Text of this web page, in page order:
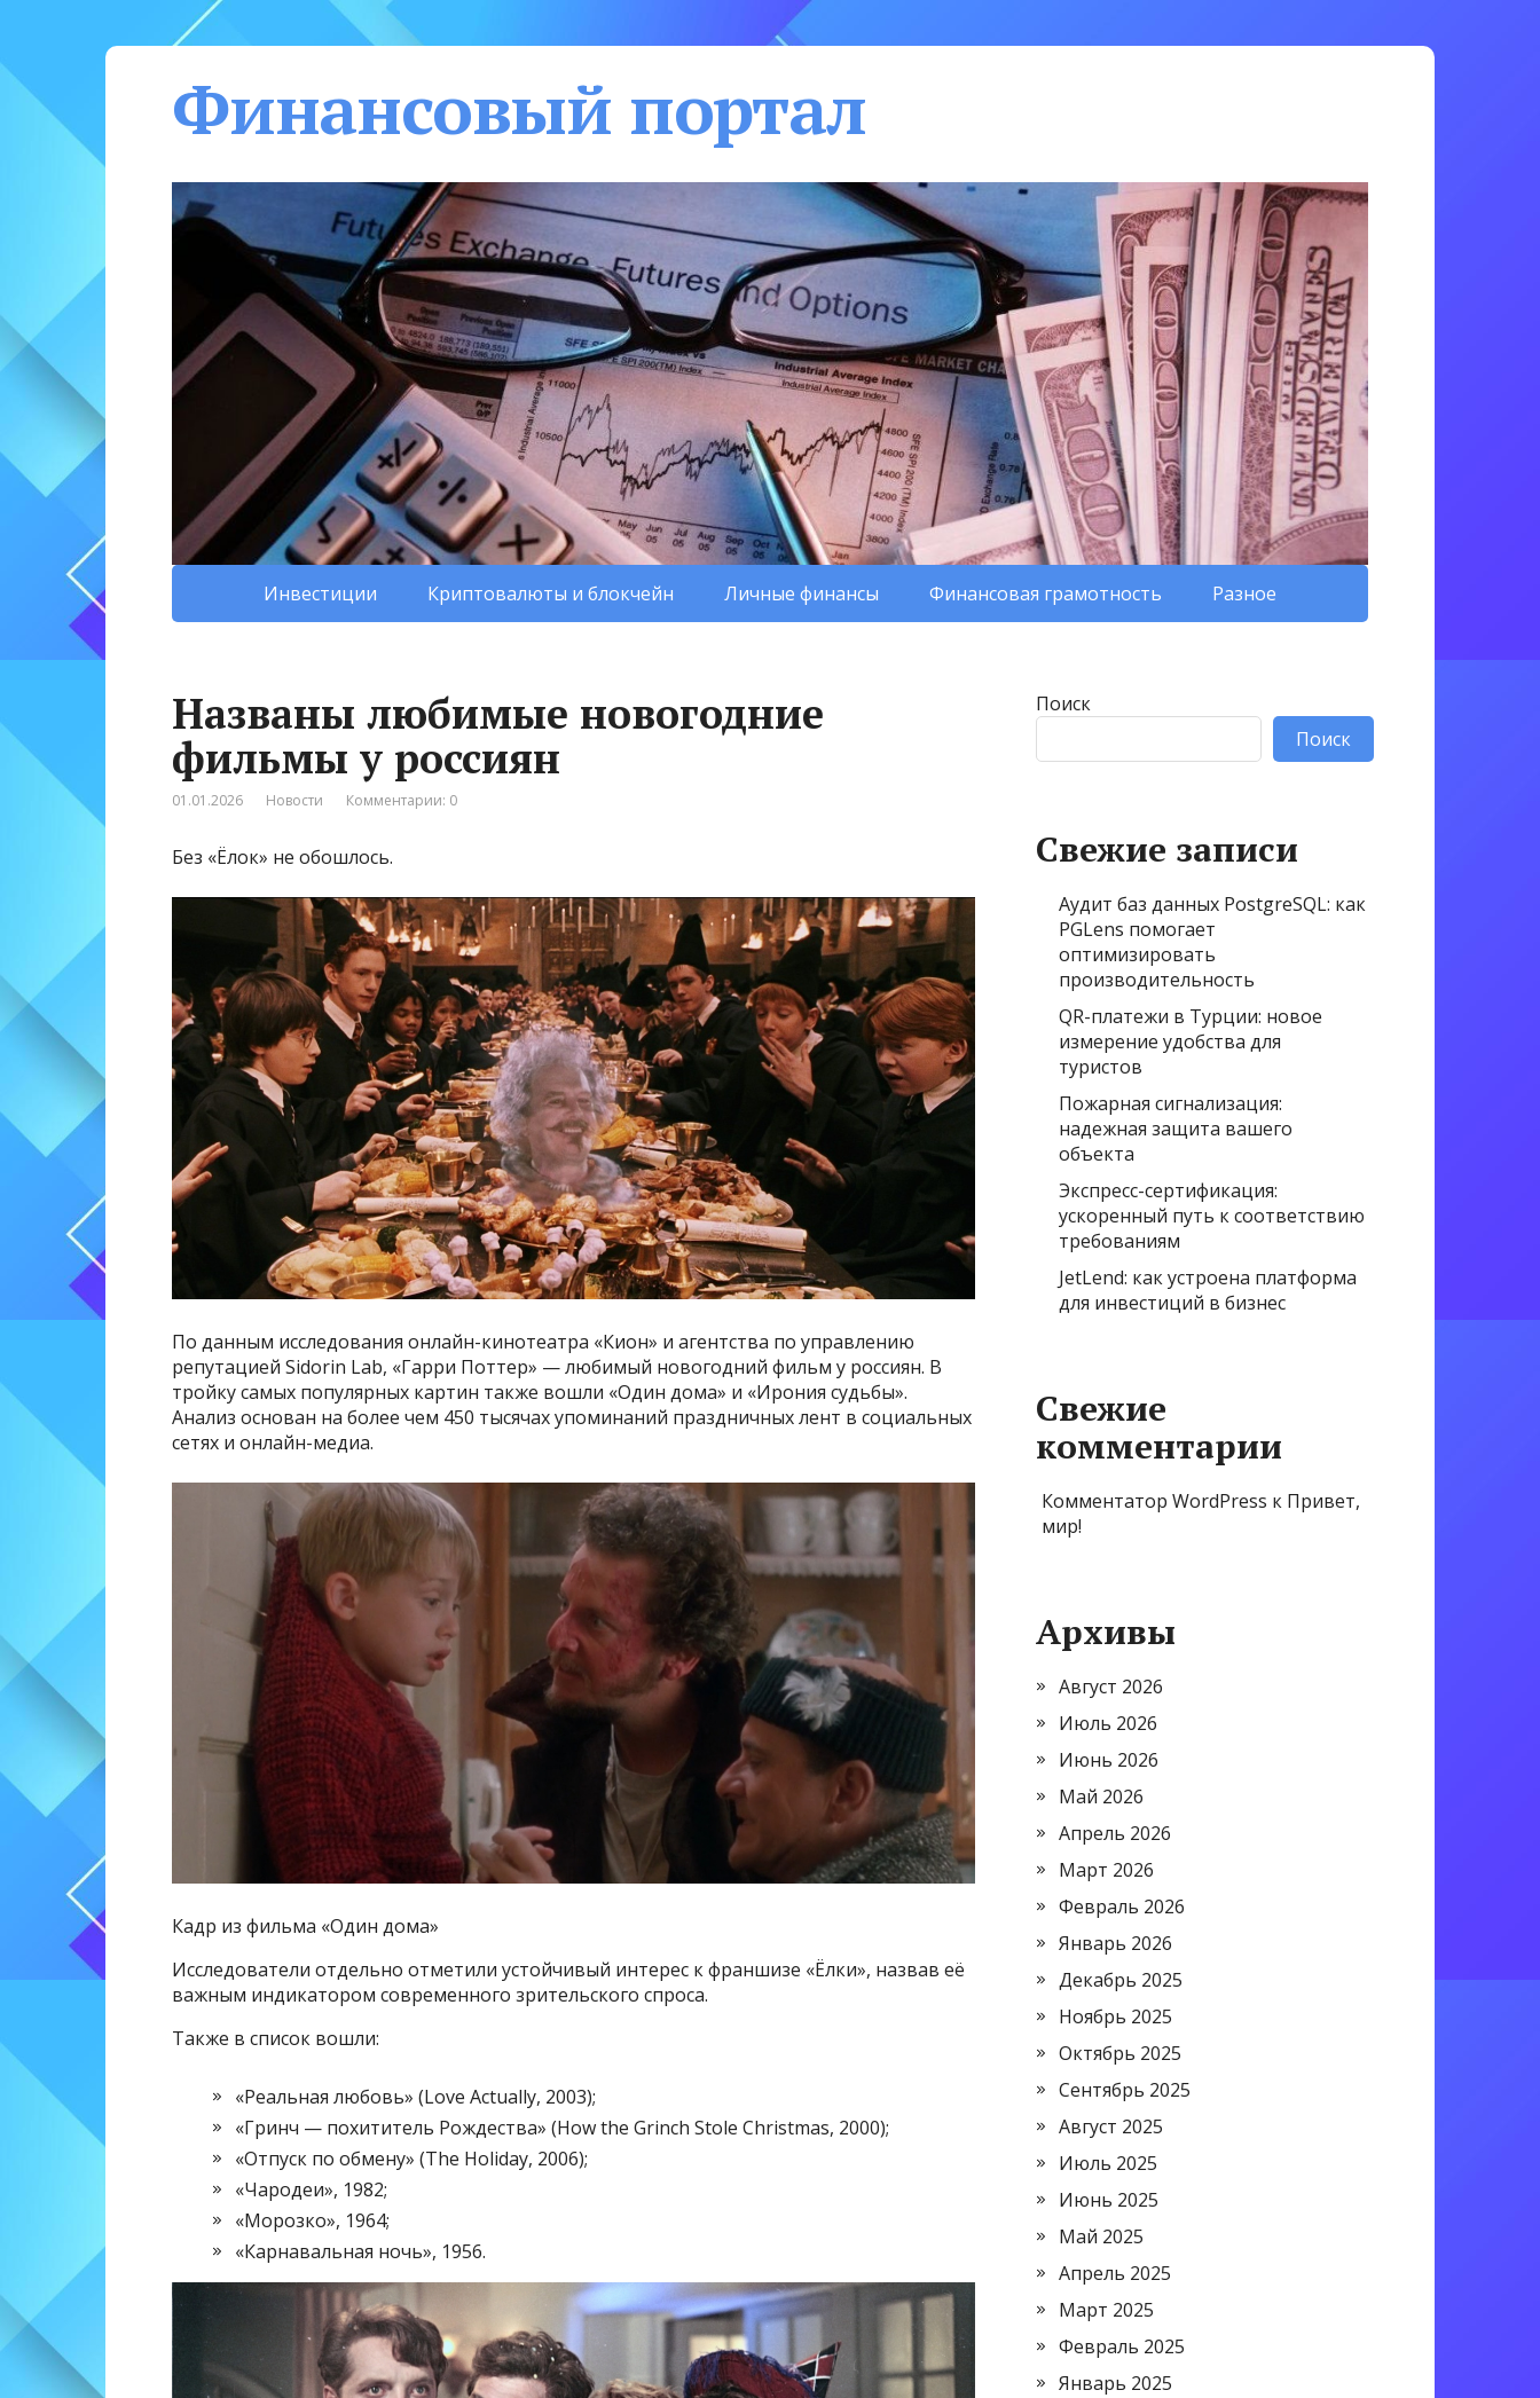
Финансовый портал
Инвестиции Криптовалюты и блокчейн Личные финансы Финансовая грамотность Разное
Названы любимые новогодние
фильмы у россиян
01.01.2026 Новости Комментарии: 0
Без «Ёлок» не обошлось.
По данным исследования онлайн-кинотеатра «Кион» и агентства по управлению
репутацией Sidorin Lab, «Гарри Поттер» — любимый новогодний фильм у россиян. В
тройку самых популярных картин также вошли «Один дома» и «Ирония судьбы».
Анализ основан на более чем 450 тысячах упоминаний праздничных лент в социальных
сетях и онлайн-медиа.
Кадр из фильма «Один дома»
Исследователи отдельно отметили устойчивый интерес к франшизе «Ёлки», назвав её
важным индикатором современного зрительского спроса.
Также в список вошли:
«Реальная любовь» (Love Actually, 2003);
«Гринч — похититель Рождества» (How the Grinch Stole Christmas, 2000);
«Отпуск по обмену» (The Holiday, 2006);
«Чародеи», 1982;
«Морозко», 1964;
«Карнавальная ночь», 1956.
Поиск
Поиск
Свежие записи
Аудит баз данных PostgreSQL: как
PGLens помогает
оптимизировать
производительность
QR-платежи в Турции: новое
измерение удобства для
туристов
Пожарная сигнализация:
надежная защита вашего
объекта
Экспресс-сертификация:
ускоренный путь к соответствию
требованиям
JetLend: как устроена платформа
для инвестиций в бизнес
Свежие
комментарии
Комментатор WordPress к Привет,
мир!
Архивы
Август 2026
Июль 2026
Июнь 2026
Май 2026
Апрель 2026
Март 2026
Февраль 2026
Январь 2026
Декабрь 2025
Ноябрь 2025
Октябрь 2025
Сентябрь 2025
Август 2025
Июль 2025
Июнь 2025
Май 2025
Апрель 2025
Март 2025
Февраль 2025
Январь 2025